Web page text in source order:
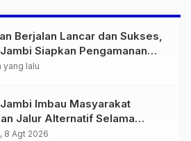
Berjalan Lancar dan Sukses,
Siapkan Pengamanan
untuk 8.750 Pelari, 1.848
yang lalu
Imbau Masyarakat
Jalur Alternatif Selama
Presisi Merdeka Run
8 Agt 2026